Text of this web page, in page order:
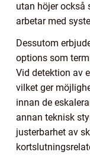
utan höjer också
arbetar med
Dessutom
options som
Vid detektion av
vilket ger
innan de
annan teknisk
justerbarhet av